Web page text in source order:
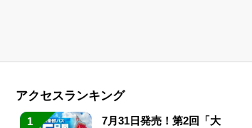
アクセスランキング
1
7月31日発売！第2回「大